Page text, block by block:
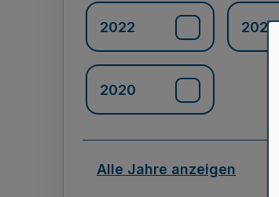
2022 2021
2020
Alle Jahre anzeigen